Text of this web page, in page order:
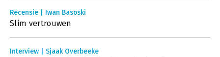
Recensie | Iwan Basoski
Slim vertrouwen
Interview | Sjaak Overbeeke